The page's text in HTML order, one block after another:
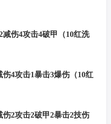
伤4攻击4破甲（10红洗
4攻击1暴击3爆伤（10红
2攻击2破甲2暴击2技伤